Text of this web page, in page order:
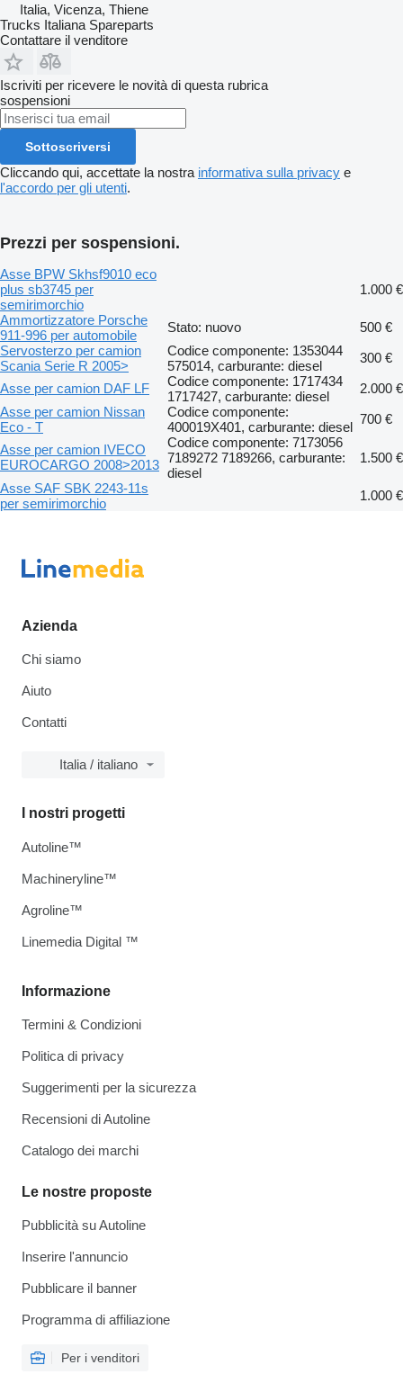
Italia, Vicenza, Thiene
Trucks Italiana Spareparts
Contattare il venditore
Iscriviti per ricevere le novità di questa rubrica
sospensioni
Sottoscriversi
Cliccando qui, accettate la nostra informativa sulla privacy e
l'accordo per gli utenti.
Prezzi per sospensioni.
Asse BPW Skhsf9010 eco
plus sb3745 per
semirimorchio
1.000 €
Ammortizzatore Porsche
911-996 per automobile
Stato: nuovo
500 €
Servosterzo per camion
Scania Serie R 2005>
Codice componente: 1353044
575014, carburante: diesel
300 €
Asse per camion DAF LF
Codice componente: 1717434
1717427, carburante: diesel
2.000 €
Asse per camion Nissan
Eco - T
Codice componente:
400019X401, carburante: diesel
700 €
Asse per camion IVECO
EUROCARGO 2008>2013
Codice componente: 7173056
7189272 7189266, carburante:
diesel
1.500 €
Asse SAF SBK 2243-11s
per semirimorchio
1.000 €
Azienda
Chi siamo
Aiuto
Contatti
Italia / italiano
Informazione
Termini & Condizioni
Politica di privacy
Suggerimenti per la sicurezza
Recensioni di Autoline
Catalogo dei marchi
Le nostre proposte
Pubblicità su Autoline
Inserire l'annuncio
Pubblicare il banner
Programma di affiliazione
Per i venditori
I nostri progetti
Autoline™
Machineryline™
Agroline™
Linemedia Digital ™